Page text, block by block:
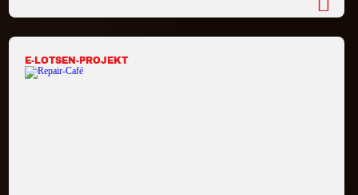
E-LOTSEN-PROJEKT